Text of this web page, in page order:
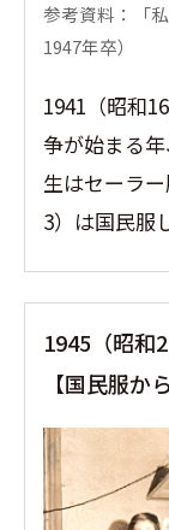
参考資料：「
1947年卒）
1941（昭和
争が始まる
生はセーラ
3）は国民服
1945（昭和
【国民服か